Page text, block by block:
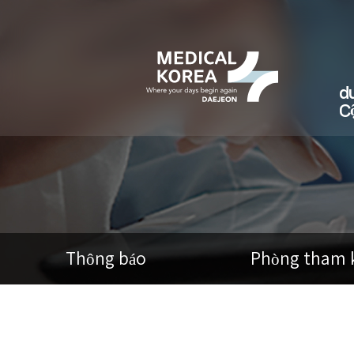
Thông báo Phòng tham